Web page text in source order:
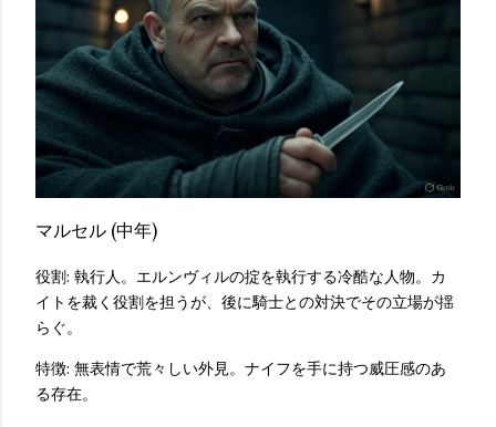
マルセル (中年)
役割: 執行人。エルンヴィルの掟を執行する冷酷な人物。カ
イトを裁く役割を担うが、後に騎士との対決でその立場が揺
らぐ。
特徴: 無表情で荒々しい外見。ナイフを手に持つ威圧感のあ
る存在。